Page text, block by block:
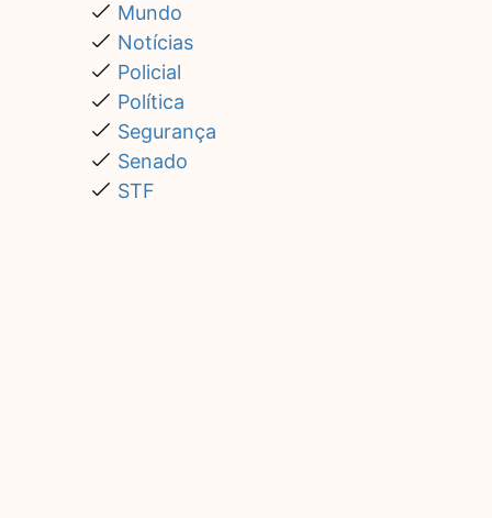
Mundo
Notícias
Policial
Política
Segurança
Senado
STF